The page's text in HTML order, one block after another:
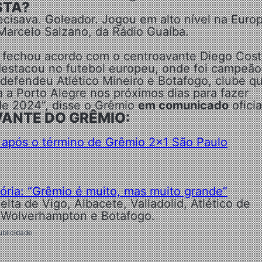
Goleador. Jogou em alto nível na
Salzano, da Rádio Guaíba.
acordo com o centroavante Diego
no futebol europeu, onde foi
Atlético Mineiro e Botafogo, clube
Porto Alegre nos próximos dias para fazer
2024”, disse o Grêmioem comunicado
DO GRÊMIO:
o término de Grêmio 2×1 São Paulo
“Grêmio é muito, mas muito grande”
de Vigo, Albacete, Valladolid, Atlético de
e Botafogo.